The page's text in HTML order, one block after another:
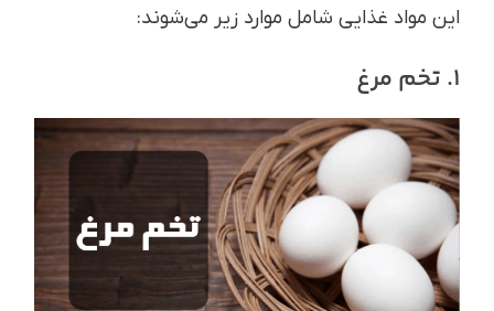
این مواد غذایی شامل موارد زیر می‌شوند:
1. تخم مرغ